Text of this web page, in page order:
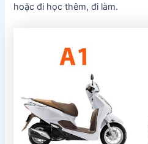
hoặc đi học thêm, đi làm.